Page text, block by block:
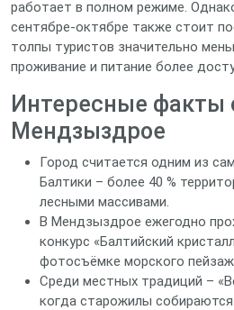
работает в полном режиме.
сентябре‑октябре также стоит
толпы туристов значительно
проживание и питание более
Интересные факты
Мендзыздрое
Город считается одним из
Балтики – более 40 %
лесными массивами.
В Мендзыздрое ежегодно
конкурс «Балтийский
фотосъёмке морского
Среди местных традиций –
когда старожилы собираются